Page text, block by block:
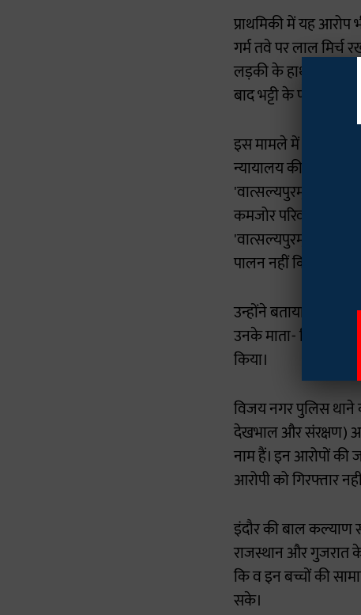
प्राथमिकी में यह
गर्म तवे पर लाल मिर्च
लड़की के हाथों को
बाद भट्टी के पास ले
इस मामले में
न्यायालय की इंदौर
'वात्सल्यपुरम्' कोई
कमजोर परिवारों के
'वात्सल्यपुरम्' को सील
पालन नहीं किया गया।
उन्होंने बताया कि बंदी
उनके माता- पिता को
किया।
विजय नगर पुलिस थाने
देखभाल और संरक्षण)
नाम हैं। इन आरोपों की
आरोपी को गिरफ्तार
इंदौर की बाल कल्याण
राजस्थान और गुजरात
कि व इन बच्चों की
सके।